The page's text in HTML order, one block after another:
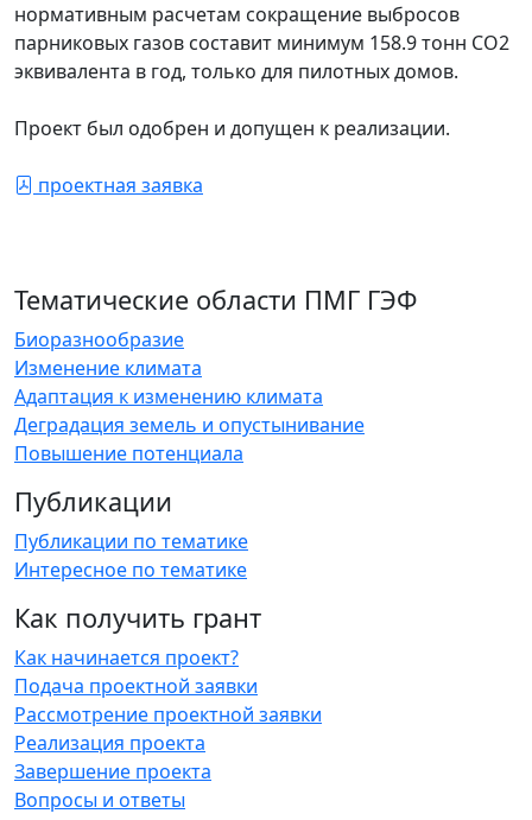
нормативным расчетам сокращение выбросов
парниковых газов составит минимум 158.9 тонн СО2
эквивалента в год, только для пилотных домов.
Проект был одобрен и допущен к реализации.
проектная заявка
Тематические области ПМГ ГЭФ
Биоразнообразие
Изменение климата
Адаптация к изменению климата
Деградация земель и опустынивание
Повышение потенциала
Публикации
Публикации по тематике
Интересное по тематике
Как получить грант
Как начинается проект?
Подача проектной заявки
Рассмотрение проектной заявки
Реализация проекта
Завершение проекта
Вопросы и ответы